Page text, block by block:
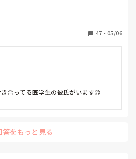
47 ・ 05/06
合ってる医学生の彼氏がいます😌
答をもっと見る